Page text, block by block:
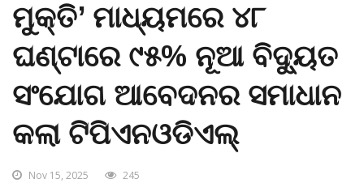
ମୁକ୍ତି’ ମାଧ୍ୟମରେ ୪୮
ଘଣ୍ଟାରେ ୯୫% ନୂଆ ବିଦ୍ୟୁତ
ସଂଯୋଗ ଆବେଦନର ସମାଧାନ
କଲା ଟିପିଏନଓଡିଏଲ୍‌
Nov 15, 2025 245